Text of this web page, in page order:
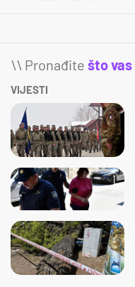
\\ Pronađite što
VIJESTI